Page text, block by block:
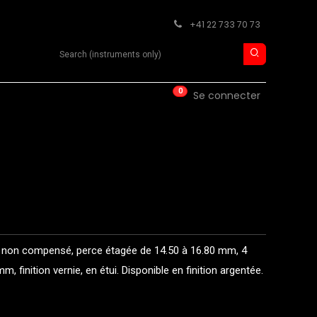
+41 22 733 70 73
Search product
0 Se connecter
compensé, perce étagée de 14.50 à 16.80 mm, 4
finition vernie, en étui. Disponible en finition argentée.